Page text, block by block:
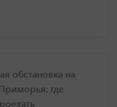
обстановка на
где